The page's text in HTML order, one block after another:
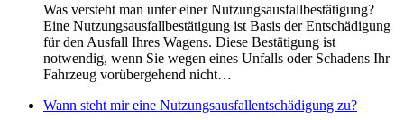
Was versteht man unter einer Nutzungsausfallbestätigung?
Eine Nutzungsausfallbestätigung ist Basis der Entschädigung
für den Ausfall Ihres Wagens. Diese Bestätigung ist
notwendig, wenn Sie wegen eines Unfalls oder Schadens Ihr
Fahrzeug vorübergehend nicht…
Wann steht mir eine Nutzungsausfallentschädigung zu?